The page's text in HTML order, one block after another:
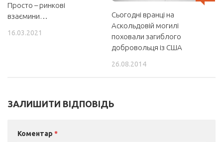
Просто – ринкові
взаємини…
16.03.2021
Сьогодні вранці на
Аскольдовій могилі
поховали загиблого
добровольця із США
26.08.2014
ЗАЛИШИТИ ВІДПОВІДЬ
Коментар *